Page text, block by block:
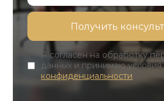
Я согласен на обработку
данных и принимаю условия
конфиденциальности